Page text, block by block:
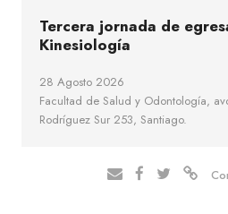
Tercera jornada de
Kinesiología
28 Agosto 2026
Facultad de Salud y Odontología,
Rodríguez Sur 253, Santiago.